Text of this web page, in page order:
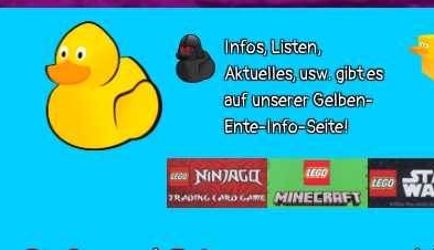
Infos, Listen,
Aktuelles, usw. gibt es
auf unserer Gelben-
Ente-Info-Seite!